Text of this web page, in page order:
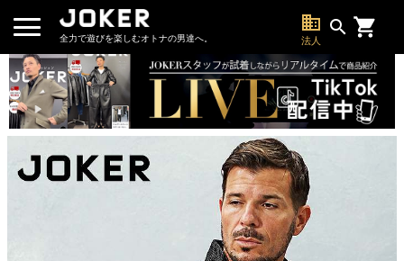
全力で遊びを楽しむオトナの男達へ。
business
法人
search